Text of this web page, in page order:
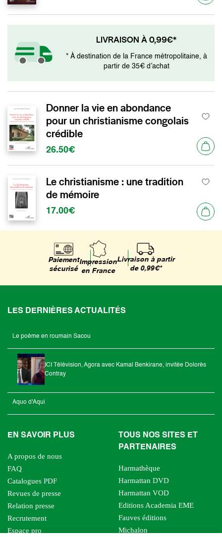
LIVRAISON À 0,99€*
* À destination de la France métropolitaine, à
partir de 35€ d’achat
Donner la vie en abondance
pour un christianisme congolais
crédible
26.50€
Le christianisme : une tradition
de mémoire
17.00€
Paiement
sécurisé
Impression
en France
Livraison à partir
de 0,99€*
LES DERNIÈRES ACTUALITÉS
Le poème en roumain Sacou
ICI Télévision, Agora avec Kamal Benkirane, invitée Dolorès
Contray
Aquo d'Aqui
EN SAVOIR PLUS
A propos de nous
FAQ
Catalogues PDF
Revues de presse
Relation presse
Recrutement
Espace pro
TOUS NOS SITES ET
PARTENAIRES
Harmathèque
Harmattan DVD
Harmattan VOD
Editions Academia EME
Fauves éditions
Michalon